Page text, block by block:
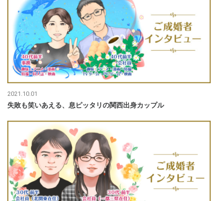
2021.10.01
失敗も笑いあえる、息ピッタリの関西出身カップル